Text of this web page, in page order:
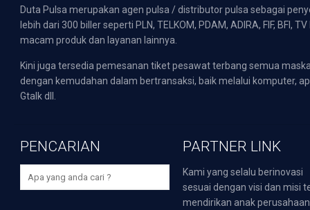
Duta Pulsa merupakan agen pulsa / distributor pulsa sebagai
lebih dari 300 biller seperti PLN, TELKOM, PDAM, ADIRA, FIF,
macam produk dan layanan lainnya.
Kini juga tersedia pemesanan tiket pesawat terbang semua
dengan kemudahan dalam bertransaksi, baik melalui komputer,
Gtalk dll.
PENCARIAN PARTNER LINK
Kami yang selalu berinovasi
sesuai dengan visi dan misi
mendirikan anak perusahaan